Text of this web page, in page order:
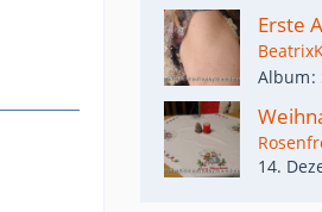
Erste
Album
14.